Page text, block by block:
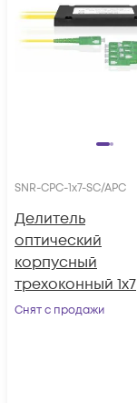
SNR-CPC-1x7-SC/APC
Делитель
оптический
корпусный
трехоконный 1х7
SC/APC
Снят с продажи